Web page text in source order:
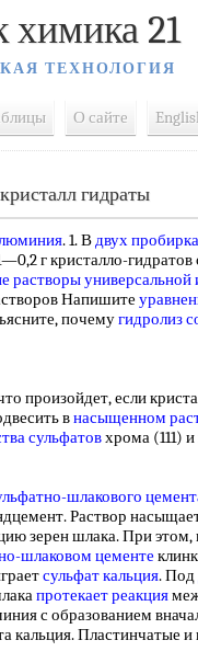
химика 21
ТЕХНОЛОГИЯ
О сайте
гидраты
. 1. Вдвух
г кристалло-гидратов
растворыуниверсальной
Напишите
почемугидролиз
если
внасыщенном
сульфатовхрома (111)
шлакового
Раствор
зерен шлака. При этом,
шлаковом цементе
сульфат кальция. Под
протекает реакция
с образованием
кальция. Пластинчатые и